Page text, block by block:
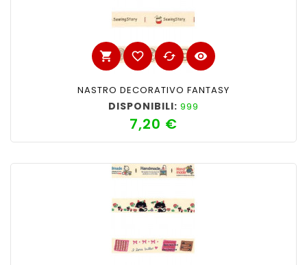
shopping_cart favorite_border cached visibility
NASTRO DECORATIVO FANTASY
DISPONIBILI: 999
7,20 €